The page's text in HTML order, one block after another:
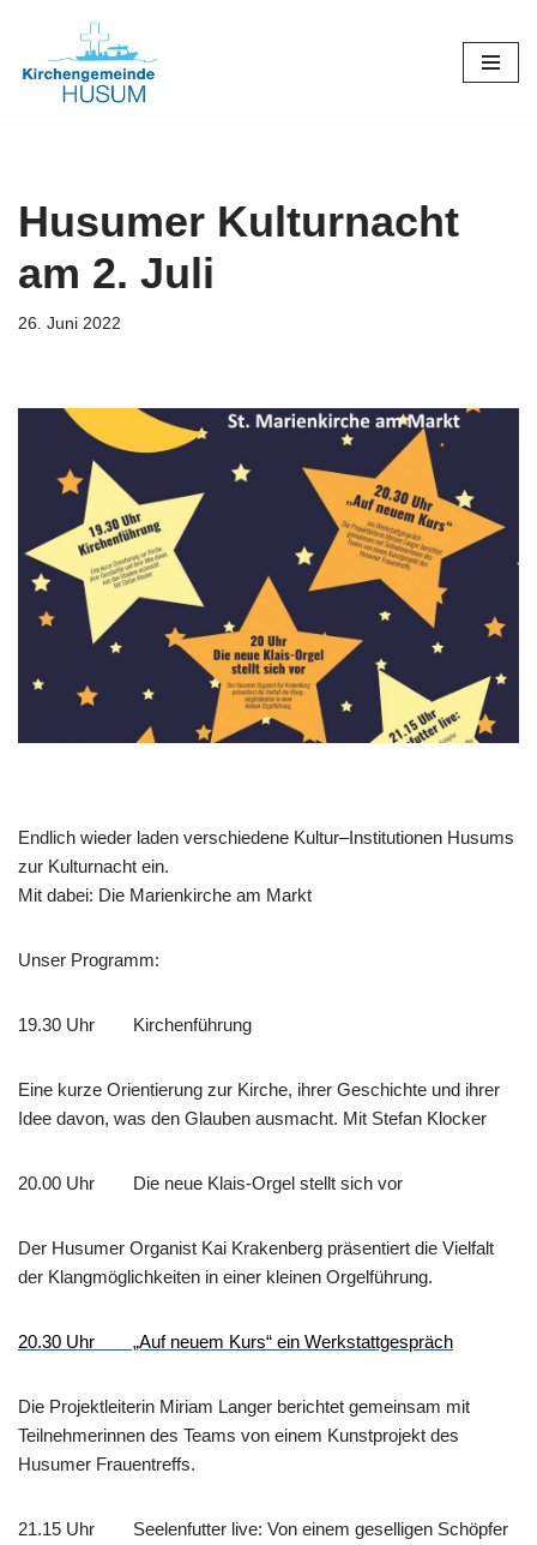
Zum
Husumer Kulturnacht
am 2. Juli
26. Juni 2022
Endlich wieder laden verschiedene Kultur–Institutionen Husums
zur Kulturnacht ein.
Mit dabei: Die Marienkirche am Markt
Unser Programm:
19.30 Uhr Kirchenführung
Eine kurze Orientierung zur Kirche, ihrer Geschichte und ihrer
Idee davon, was den Glauben ausmacht. Mit Stefan Klocker
20.00 Uhr Die neue Klais-Orgel stellt sich vor
Der Husumer Organist Kai Krakenberg präsentiert die Vielfalt
der Klangmöglichkeiten in einer kleinen Orgelführung.
20.30 Uhr „Auf neuem Kurs“ ein Werkstattgespräch
Die Projektleiterin Miriam Langer berichtet gemeinsam mit
Teilnehmerinnen des Teams von einem Kunstprojekt des
Husumer Frauentreffs.
21.15 Uhr Seelenfutter live: Von einem geselligen Schöpfer